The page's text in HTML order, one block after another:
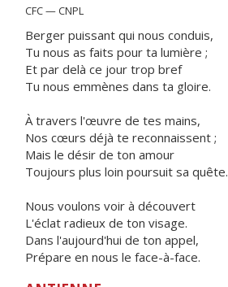
CFC — CNPL
Berger puissant qui nous conduis,
Tu nous as faits pour ta lumière ;
Et par delà ce jour trop bref
Tu nous emmènes dans ta gloire.
À travers l'œuvre de tes mains,
Nos cœurs déjà te reconnaissent ;
Mais le désir de ton amour
Toujours plus loin poursuit sa quête.
Nous voulons voir à découvert
L'éclat radieux de ton visage.
Dans l'aujourd'hui de ton appel,
Prépare en nous le face-à-face.